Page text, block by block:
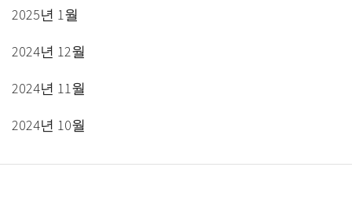
2025년 1월
2024년 12월
2024년 11월
2024년 10월